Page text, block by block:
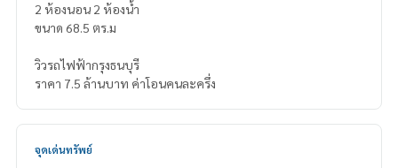
2 ห้องนอน 2 ห้องน้ำ
ขนาด 68.5 ตร.ม
วิวรถไฟฟ้ากรุงธนบุรี
ราคา 7.5 ล้านบาท ค่าโอนคนละครึ่ง
จุดเด่นทรัพย์